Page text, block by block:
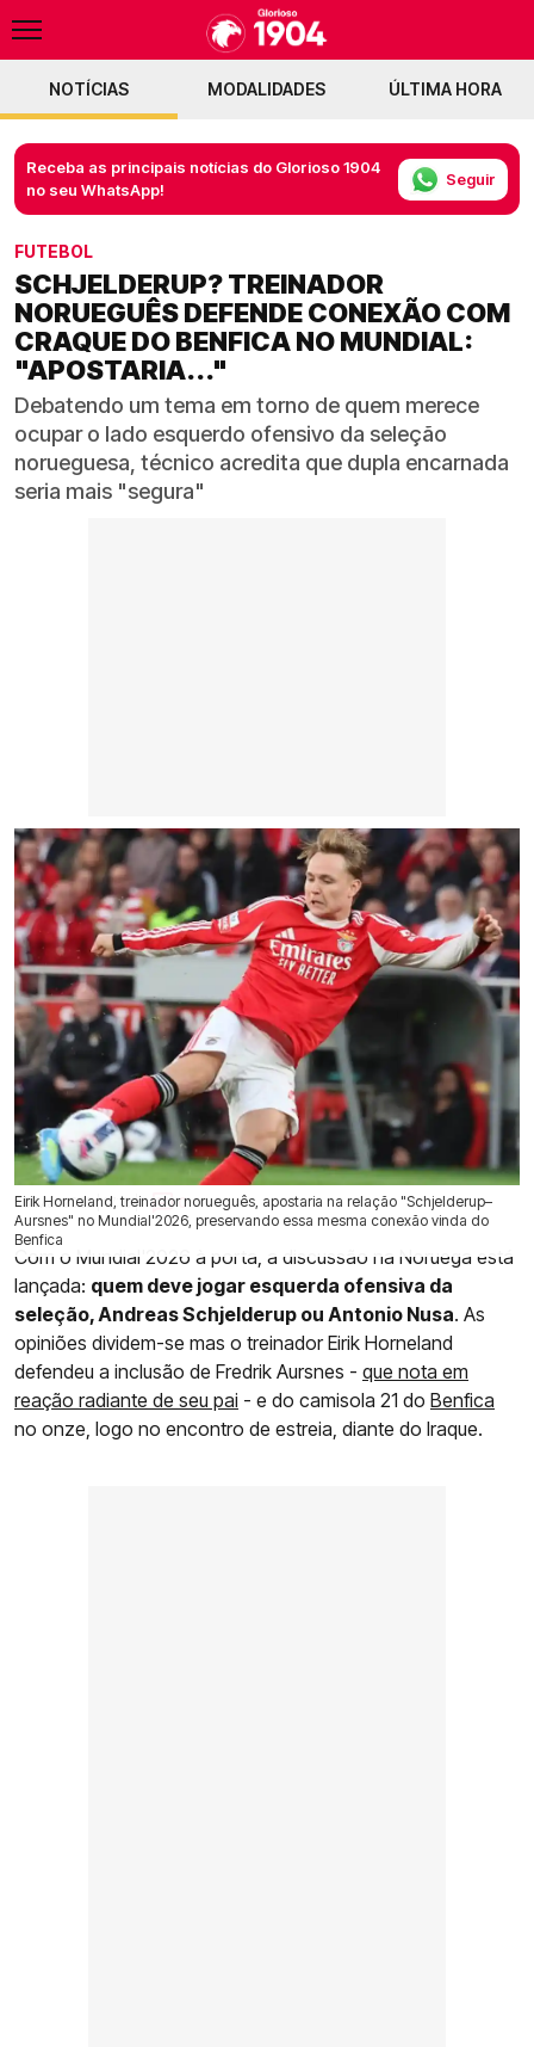
NOTÍCIAS MODALIDADES ÚLTIMA HORA
Receba as principais notícias do Glorioso 1904
no seu WhatsApp!
Seguir
FUTEBOL
SCHJELDERUP? TREINADOR
NORUEGUÊS DEFENDE CONEXÃO COM
CRAQUE DO BENFICA NO MUNDIAL:
"APOSTARIA..."
Debatendo um tema em torno de quem merece
ocupar o lado esquerdo ofensivo da seleção
norueguesa, técnico acredita que dupla encarnada
seria mais "segura"
Eirik Horneland, treinador norueguês, apostaria na relação "Schjelderup–
Aursnes" no Mundial'2026, preservando essa mesma conexão vinda do
Benfica
23 Mai 2026 | 17:10 | 0
Com o Mundial'2026 à porta, a discussão na Noruega está
lançada: quem deve jogar esquerda ofensiva da
seleção, Andreas Schjelderup ou Antonio Nusa. As
opiniões dividem-se mas o treinador Eirik Horneland
defendeu a inclusão de Fredrik Aursnes - que nota em
reação radiante de seu pai - e do camisola 21 do Benfica
no onze, logo no encontro de estreia, diante do Iraque.